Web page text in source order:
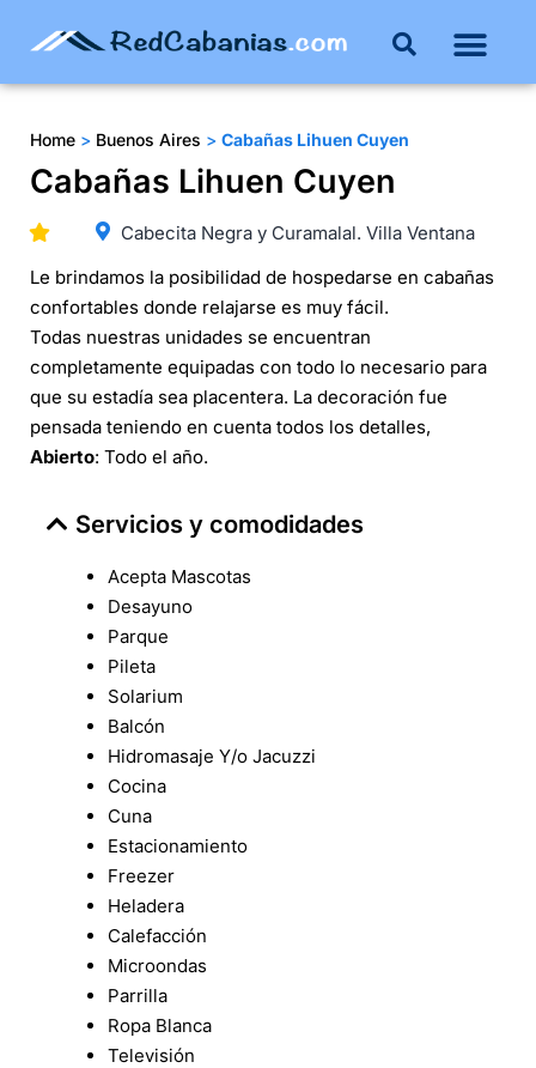
Home > Buenos Aires > Cabañas Lihuen Cuyen
Cabañas Lihuen Cuyen
Cabecita Negra y Curamalal. Villa Ventana
Le brindamos la posibilidad de hospedarse en cabañas
confortables donde relajarse es muy fácil.
Todas nuestras unidades se encuentran
completamente equipadas con todo lo necesario para
que su estadía sea placentera. La decoración fue
pensada teniendo en cuenta todos los detalles,
Abierto: Todo el año.
Servicios y comodidades
Acepta Mascotas
Desayuno
Parque
Pileta
Solarium
Balcón
Hidromasaje Y/o Jacuzzi
Cocina
Cuna
Estacionamiento
Freezer
Heladera
Calefacción
Microondas
Parrilla
Ropa Blanca
Televisión